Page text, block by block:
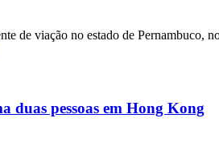
de viação no estado de Pernambuco,
duas pessoas em Hong Kong